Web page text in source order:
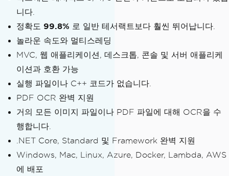
니다.
정확도 99.8% 로 일반 테서랙트보다 훨씬 뛰어납니다.
놀라운 속도와 멀티스레딩
MVC, 웹 애플리케이션, 데스크톱, 콘솔 및 서버 애플리케
이션과 호환 가능
실행 파일이나 C++ 코드가 없습니다.
PDF OCR 완벽 지원
거의 모든 이미지 파일이나 PDF 파일에 대해 OCR을 수
행합니다.
.NET Core, Standard 및 Framework 완벽 지원
Windows, Mac, Linux, Azure, Docker, Lambda, AWS
에 배포